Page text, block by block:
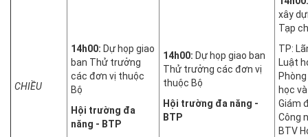
CHIỀU
14h00: Dự họp giao
ban Thử trưởng
các đơn vị thuộc
Bộ
Hội trường đa
năng - BTP
14h00: Dự họp giao ban
Thử trưởng các đơn vị
thuộc Bộ
Hội trường đa năng -
BTP
xây
Tạp
TP:
Luật
học
Giám
Công
BTV